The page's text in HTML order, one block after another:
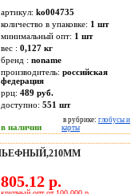
артикул: ko004735
количество в упаковке: 1 шт
минимальный опт: 1 шт
вес : 0,127 кг
бренд : noname
производитель: российская
федерация
ррц: 489 руб.
доступно: 551 шт
в наличии
в рубрике: глобусы и
карты
805.12 р.